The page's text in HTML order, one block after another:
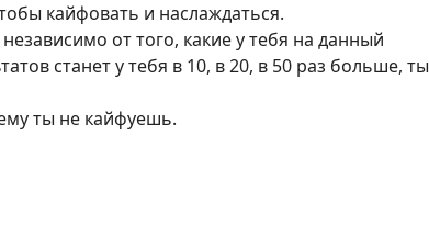
кайфовать и наслаждаться.
от того, какие у тебя на данный
станет у тебя в 10, в 20, в 50 раз больше, ты
ты не кайфуешь.